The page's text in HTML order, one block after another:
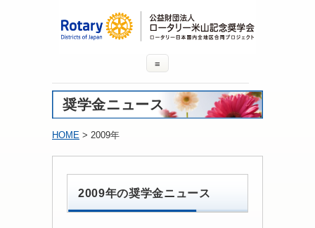
≡
奨学金ニュース
HOME > 2009年
2009年の奨学金ニュース